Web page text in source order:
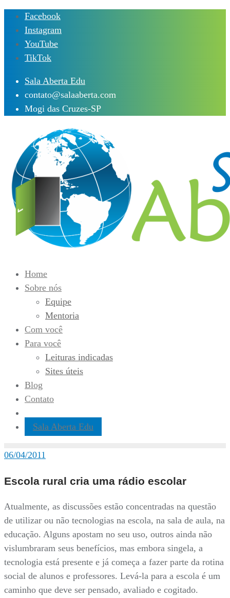
Skip
content
Facebook
Instagram
YouTube
TikTok
Sala Aberta Edu
contato@salaaberta.com
Mogi das Cruzes-SP
Home
Sobre nós
Equipe
Mentoria
Com você
Para você
Leituras indicadas
Sites úteis
Blog
Contato
Sala Aberta Edu
06/04/2011
Escola rural cria uma rádio escolar
Atualmente, as discussões estão concentradas na questão
de utilizar ou não tecnologias na escola, na sala de aula, na
educação. Alguns apostam no seu uso, outros ainda não
vislumbraram seus benefícios, mas embora singela, a
tecnologia está presente e já começa a fazer parte da rotina
social de alunos e professores. Levá-la para a escola é um
caminho que deve ser pensado, avaliado e cogitado.